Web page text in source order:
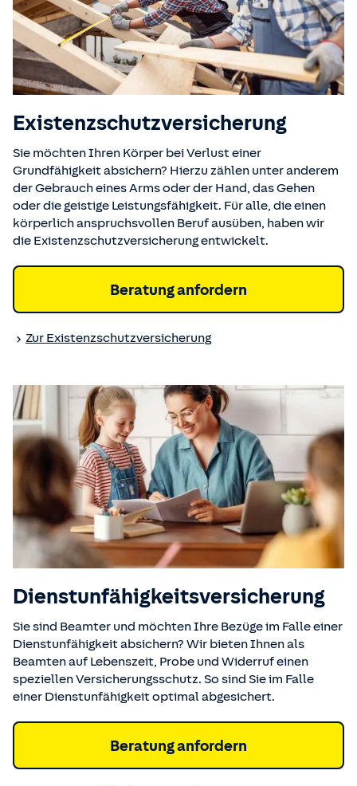
Existenzschutz­versicherung
Sie möchten Ihren Körper bei Verlust einer
Grundfähigkeit absichern? Hierzu zählen unter anderem
der Gebrauch eines Arms oder der Hand, das Gehen
oder die geistige Leistungsfähigkeit. Für alle, die einen
körperlich anspruchsvollen Beruf ausüben, haben wir
die Existenzschutzversicherung entwickelt.
Beratung anfordern
Zur Existenzschutz­versicherung
Dienstunfähigkeits­versicherung
Sie sind Beamter und möchten Ihre Bezüge im Falle einer
Dienstunfähigkeit absichern? Wir bieten Ihnen als
Beamten auf Lebenszeit, Probe und Widerruf einen
speziellen Versicherungsschutz. So sind Sie im Falle
einer Dienstunfähigkeit optimal abgesichert.
Beratung anfordern